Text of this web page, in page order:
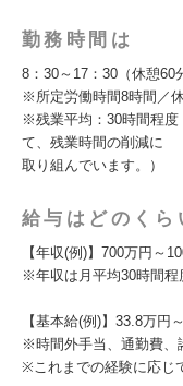
勤務時間は
8：30～17：30（休憩60
※所定労働時間8時間／
※残業平均：30時間程度
て、残業時間の削減に
取り組んでいます。）
給与はどのくら
【年収(例)】700万円～
※年収は月平均30時間程
【基本給(例)】33.8万円
※時間外手当、通勤費、
※これまでの経験に応じ